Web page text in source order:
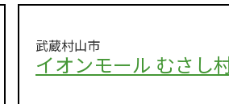
武蔵村山市
イオンモール むさし